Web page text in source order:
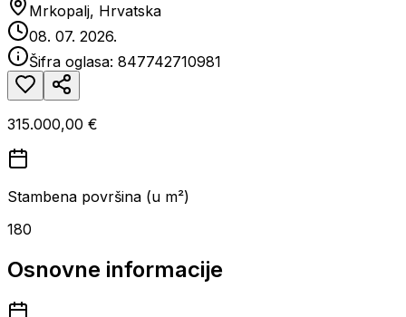
Mrkopalj, Hrvatska
08. 07. 2026.
Šifra oglasa: 847742710981
315.000,00 €
Stambena površina (u m²)
180
Osnovne informacije